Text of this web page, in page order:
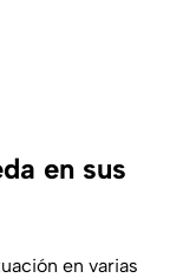
en sus
en varias